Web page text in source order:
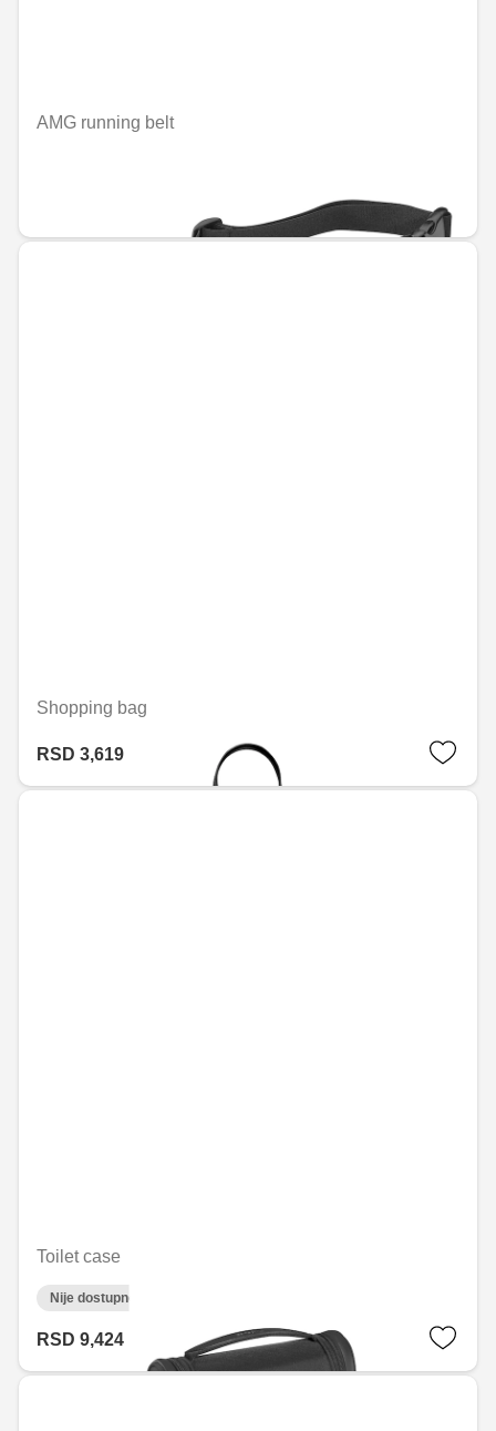
AMG running belt
Shopping bag
RSD 3,619
Toilet case
Nije dostupno on-line
RSD 9,424